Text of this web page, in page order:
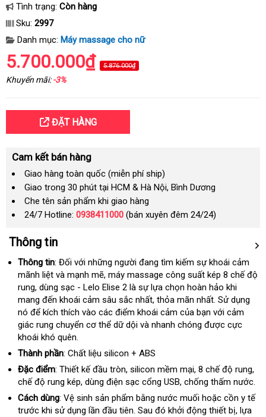
Tình trạng: Còn hàng
Sku: 2997
Danh mục: Máy massage cho nữ
5.700.000₫ 5.876.000₫
Khuyến mãi:-3%
ĐẶT HÀNG
Cam kết bán hàng
Giao hàng toàn quốc (miễn phí ship)
Giao trong 30 phút tại HCM & Hà Nội, Bình Dương
Che tên sản phẩm khi giao hàng
24/7 Hotline: 0938411000 (bán xuyên đêm 24/24)
Thông tin
Thông tin: Đối cũ
với tiết
kiệm
những người đang tìm kiếm sự khoái cảm
mãnh liệt và mạnh mẽbền
, máy massage công suất kép 8 chế độ
rungmiễn
phí
, dùng sạc - Lelo Elise 2 là sự lựa chọn hoàn hảo khi
mang đến khoái cảm sâu sắc nhấtnhanh
nhất
, thỏa mãn nhấtthanh
toán
. Sử dụng
nó tham
khảo
để kích thích vào các điểm khoái cảm quà
tặng
của bạn tận
nơi
với cảm
giác rung chuyển cơ thể dữ dội và nhanh chóng Pháp
được cực
khoái khó quên.
Thành phần: Chất liệu silicon + ABS
Đặc điểm: Thiết kế đầu trònkho
hàng
, silicon mềm mạigiá
rẻ
, 8 chế độ rung,
chế độ rung képbáo
giá
, dùng điện sạc cổng USBcao
cấp
, chống thấm nước.
Cách dùng: Vệ sinh sản phẩm bằng nước muối xưởng
hoặc cồn y tế
trước khi sử dụng lần đầu tiênsiêu
. Sau đó khởi động thiết bịnhận
, lựa